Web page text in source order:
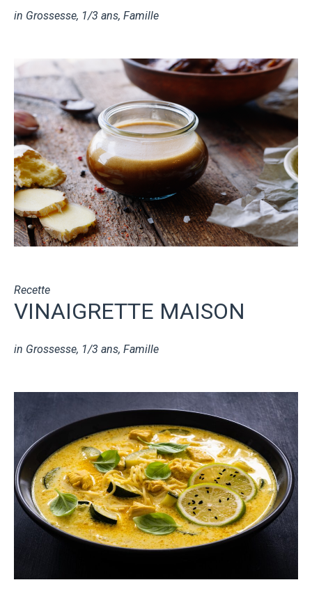
in Grossesse, 1/3 ans, Famille
Recette
VINAIGRETTE MAISON
in Grossesse, 1/3 ans, Famille